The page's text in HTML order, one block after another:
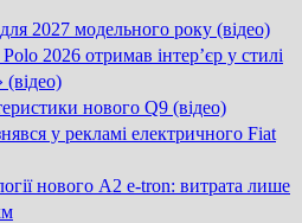
2027 модельного року (відео)
2026 отримав інтер’єр у стилі
(відео)
нового Q9 (відео)
у рекламі електричного Fiat
нового A2 e-tron: витрата лише